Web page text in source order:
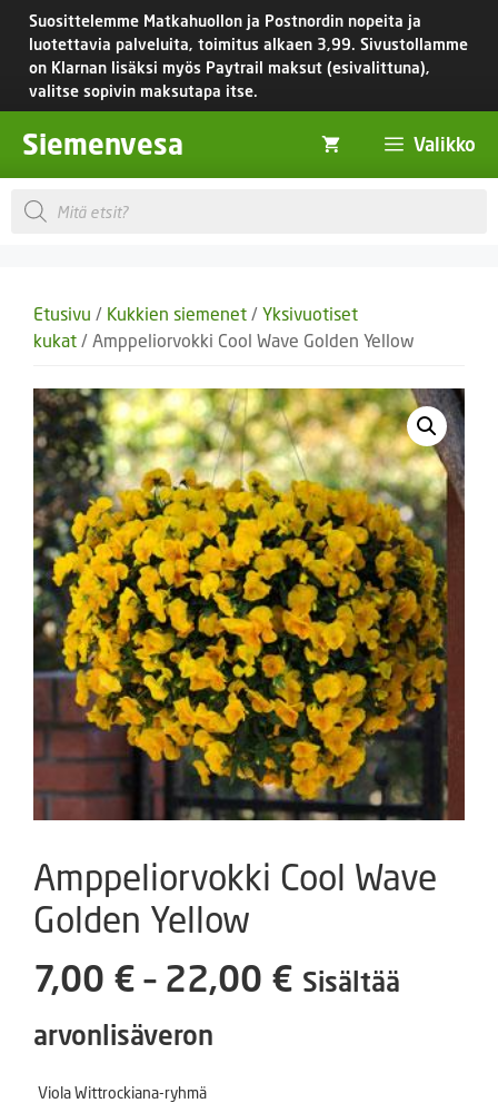
Siirry
sisältöön
Suosittelemme Matkahuollon ja Postnordin nopeita ja
luotettavia palveluita, toimitus alkaen 3,99. Sivustollamme
on Klarnan lisäksi myös Paytrail maksut (esivalittuna),
valitse sopivin maksutapa itse.
Siemenvesa Valikko
Products
search
Etusivu / Kukkien siemenet / Yksivuotiset
kukat / Amppeliorvokki Cool Wave Golden Yellow
Amppeliorvokki Cool Wave
Golden Yellow
7,00 € – 22,00 € Sisältää
arvonlisäveron
Viola Wittrockiana-ryhmä